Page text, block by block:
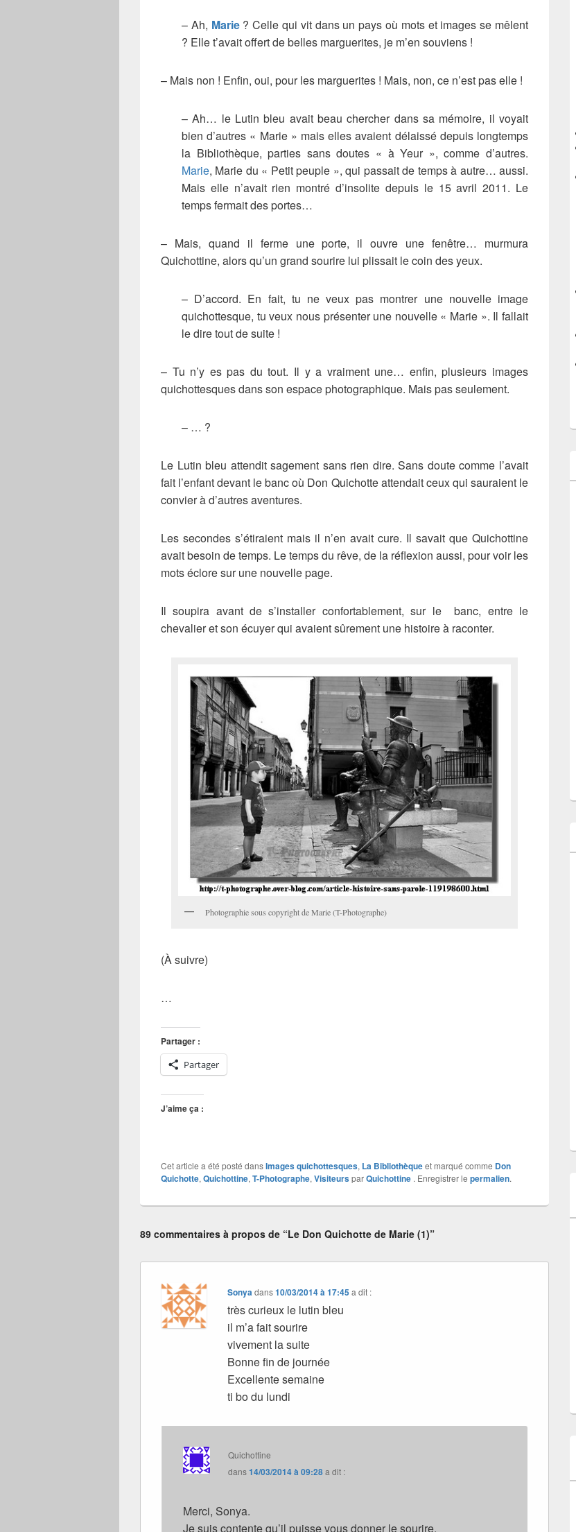
– Ah, Marie? Celle qui vit dans un pays où mots et images se mêlent
? Elle t’avait offert de belles marguerites, je m’en souviens !
– Mais non ! Enfin, oui, pour les marguerites ! Mais, non, ce n’est pas elle !
– Ah… le Lutin bleu avait beau chercher dans sa mémoire, il voyait
bien d’autres « Marie » mais elles avaient délaissé depuis longtemps
la Bibliothèque, parties sans doutes « à Yeur », comme d’autres.
Marie, Marie du « Petit peuple », qui passait de temps à autre… aussi.
Mais elle n’avait rien montré d’insolite depuis le 15 avril 2011. Le
temps fermait des portes…
– Mais, quand il ferme une porte, il ouvre une fenêtre… murmura
Quichottine, alors qu’un grand sourire lui plissait le coin des yeux.
– D’accord. En fait, tu ne veux pas montrer une nouvelle image
quichottesque, tu veux nous présenter une nouvelle « Marie ». Il fallait
le dire tout de suite !
– Tu n’y es pas du tout. Il y a vraiment une… enfin, plusieurs images
quichottesques dans son espace photographique. Mais pas seulement.
– … ?
Le Lutin bleu attendit sagement sans rien dire. Sans doute comme l’avait
fait l’enfant devant le banc où Don Quichotte attendait ceux qui sauraient le
convier à d’autres aventures.
Les secondes s’étiraient mais il n’en avait cure. Il savait que Quichottine
avait besoin de temps. Le temps du rêve, de la réflexion aussi, pour voir les
mots éclore sur une nouvelle page.
Il soupira avant de s’installer confortablement, sur le banc, entre le
chevalier et son écuyer qui avaient sûrement une histoire à raconter.
Photographie sous copyright de Marie (T-Photographe)
(À suivre)
…
Partager :
Partager
J’aime ça :
Cet article a été posté dansImages quichottesques, La Bibliothèqueet marqué comme Don
Quichotte,Quichottine,T-Photographe,VisiteursparQuichottine . Enregistrer le permalien.
89 commentaires à propos de “Le Don Quichotte de Marie (1)”
Sonyadans10/03/2014 à 17:45a dit :
très curieux le lutin bleu
il m’a fait sourire
vivement la suite
Bonne fin de journée
Excellente semaine
ti bo du lundi
Quichottine
dans14/03/2014 à 09:28a dit :
Merci, Sonya.
Je suis contente qu’il puisse vous donner le sourire.